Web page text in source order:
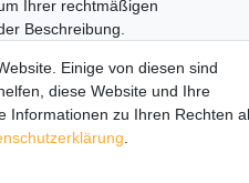
Ihrer rechtmäßigen
Beschreibung.
dem UVP des
DUPLO, LEGENDS OF
der LEGO Gruppe.
Einige von diesen sind
diese Website und Ihre
Informationen zu Ihren Rechten